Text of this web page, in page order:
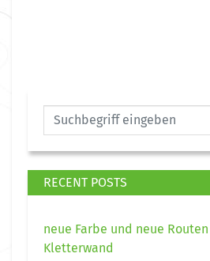
RECENT POSTS
neue Farbe und neue
Kletterwand